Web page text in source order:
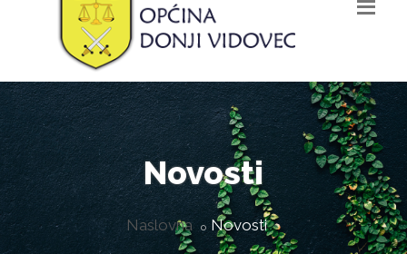
Novosti
Naslovna Novosti